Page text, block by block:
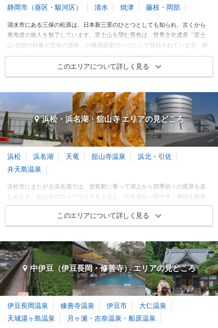
駿河湾に突き出した岬
穏やかな海水浴場
面白い地形
早朝参拝がオススメ
鳥居から見える富士山
湧玉池がきれい。
御殿場・三島・沼津 各都市の観光ランキングを見る
訪れたトラベラーのクチコミ
立ち湯のインフィニティ温
泉
オーシャンビュー絶景露天
風呂
一日ゆっくり過ごすことが
出来ます
祭り・イベント 熱海
3.44
訪れたトラベラーのクチコミ
８月５日の熱海海上花火大
会を見てきました。直前の
ゲリラ豪雨で大変でした
ホテルの部屋から3密回避
6～8月
12～2月
伊東・富戸・伊豆高原 エリアの季節別人気スポット
春 夏6～8月 秋9～11月 冬12～2月
クリップ
ビーチ 伊東温泉
3.39
訪れたトラベラーのクチコミ
フェニックス
天然温泉と海水浴が楽しめ
る
クリップ
ジアム＆フラワーガーデン
公園・植物園
富戸・一碧湖・城ヶ崎
3.37
訪れたトラベラーのクチコミ
紫陽花がきれいです
静岡市（葵区・駿河区） 清水 焼津 藤枝・岡部
清水市にある三保の松原は、日本新三景のひとつとしても知られ、古くから
東海道の旅人を魅了しています。富士山を望む景色は、世界文化遺産「富士
山‐信仰の対象と芸術の源泉」の構成資産の一つとして登録されています。静
岡市には、駿府定跡や久能山東照宮など、徳川家ゆかりのスポットが多いの
も特徴です。漁業の町、焼津にある焼津さかなセンターでは、新鮮な海の幸
や静岡の名産が市場に並び、お買い物やお食事を満喫できます。
静岡・清水・焼津・藤枝 エリア 旅行者の傾向
旅行時期 同行者 予算
3～5月
6～8月
9～11月
※このエリアに投稿された旅行記をもとに集計
静岡・清水・焼津・藤枝 エリアの季節別人気スポット
春3～5月 夏6～8月 秋9～11月 冬12～2月
クリップ クリップ
このエリアについて詳しく見る
浜松・浜名湖・舘山寺 エリアの見どころ
浜松 浜名湖 天竜 舘山寺温泉
浜北・引佐
弁天島温泉
浜松市にまたがる浜名湖では、遊覧船に乗って湖上から四季折々の風景を楽
しめます。舘山寺のロープウェイを上ると、浜名湖を一望でき、周辺を散策
できます。湖の沿岸には、舘山寺の温泉街が広がり、疲れた体を癒やすこと
ができます。航空自衛隊の基地併設の博物館エアーパークは、本物のヘリコ
プターや飛行機が展示されており迫力満点です。東海地方では最大の鍾乳洞
です。
浜松・浜名湖・舘山寺 エリア 旅行者の傾向
旅行時期 同行者 予算
このエリアについて詳しく見る
中伊豆（伊豆長岡・修善寺） エリアの見どころ
伊豆長岡温泉 修善寺温泉 伊豆市
大仁温泉
天城湯ヶ島温泉
月ヶ瀬・吉奈温泉・船原温泉